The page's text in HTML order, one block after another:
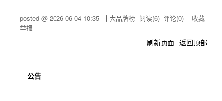
posted @ 2026-06-04 10:35 十大品牌榜 阅读(6) 评论(0) 收藏
举报
刷新页面 返回顶部
公告